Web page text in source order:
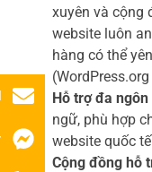
xuyên và cộng
website luôn
hàng có thể
Hỗ trợ đa
ngữ, phù hợp
website quốc
Cộng đồng hỗ